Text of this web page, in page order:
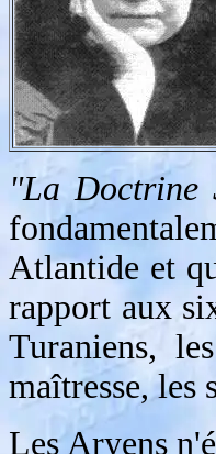
"La Doctrine
Atlantide et
rapport aux
Turaniens,
maîtresse, les
Les Aryens